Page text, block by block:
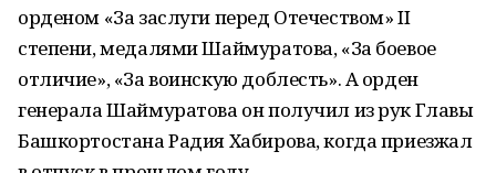
орденом «За заслуги перед Отечеством» II
степени, медалями Шаймуратова, «За боевое
отличие», «За воинскую доблесть». А орден
генерала Шаймуратова он получил из рук Главы
Башкортостана Радия Хабирова, когда приезжал